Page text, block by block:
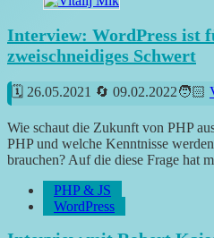
Interview: WordPress ist
zweischneidiges Schwert
26.05.2021 09.02.2022
Wie schaut die Zukunft von PHP
PHP und welche Kenntnisse
brauchen? Auf die diese Frage hat
PHP & JS
WordPress